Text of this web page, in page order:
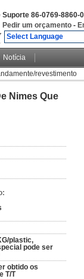
Suporte 86-0769-8860-
Pedir um orçamento -
Select Language
Notícia
revestimento
Nimes Que
plastic,
pode ser
obtido os
T/T